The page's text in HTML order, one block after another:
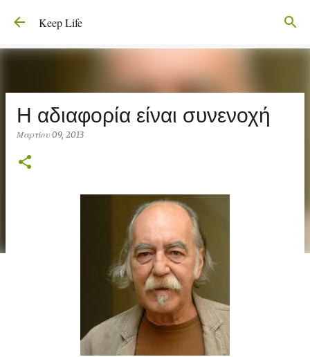
Μετάβαση στο κύριο περιεχόμενο
Keep Life
Η αδιαφορία είναι συνενοχή
Μαρτίου 09, 2013